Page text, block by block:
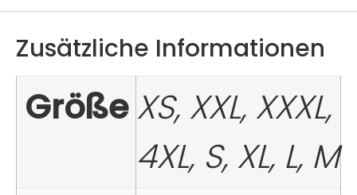
Zusätzliche Informationen
Größe XS, XXL, XXXL,
4XL, S, XL, L, M